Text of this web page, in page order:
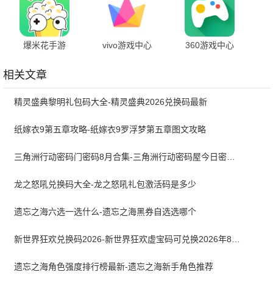
爆米花手游
vivo游戏中心
360游戏中心
相关文章
精灵盛典黎明礼包码大全-精灵盛典2026兑换码最新
纸嫁衣9第五章攻略-纸嫁衣9罗浮梦第五章图文攻略
三角洲行动密码门密码8月合集-三角洲行动密码屋今日密码大全2026最新8月
龙之怒吼兑换码大全-龙之怒吼礼包激活码是多少
遗忘之海六选一选什么-遗忘之海黑券自选选哪个
遗忘之海角色强度排行榜最新-遗忘之海新手角色推荐